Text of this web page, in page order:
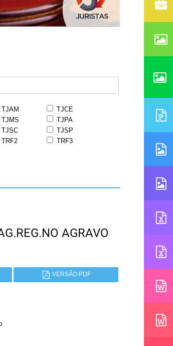
TJAM
TJCE
TJMS
TJPA
TJSC
TJSP
TRF2
TRF3
AGRAVO
VERSÃO PDF